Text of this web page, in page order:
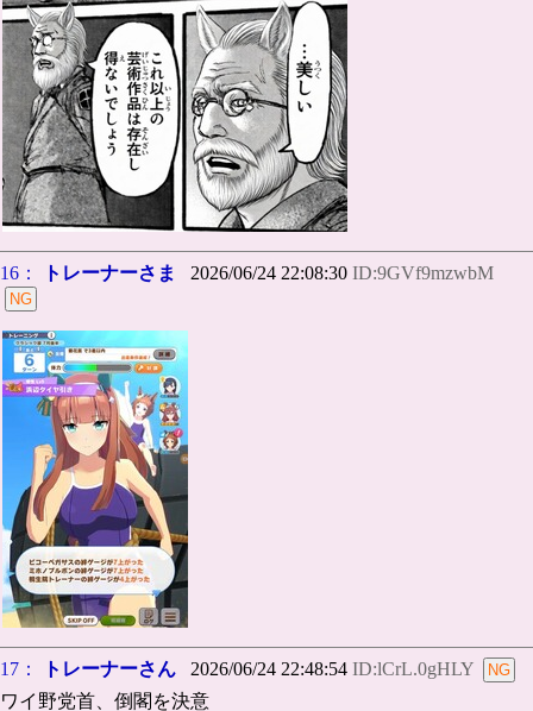
16： トレーナーさま 2026/06/24 22:08:30 ID:9GVf9mzwbM
17： トレーナーさん 2026/06/24 22:48:54 ID:lCrL.0gHLY
ワイ野党首、倒閣を決意